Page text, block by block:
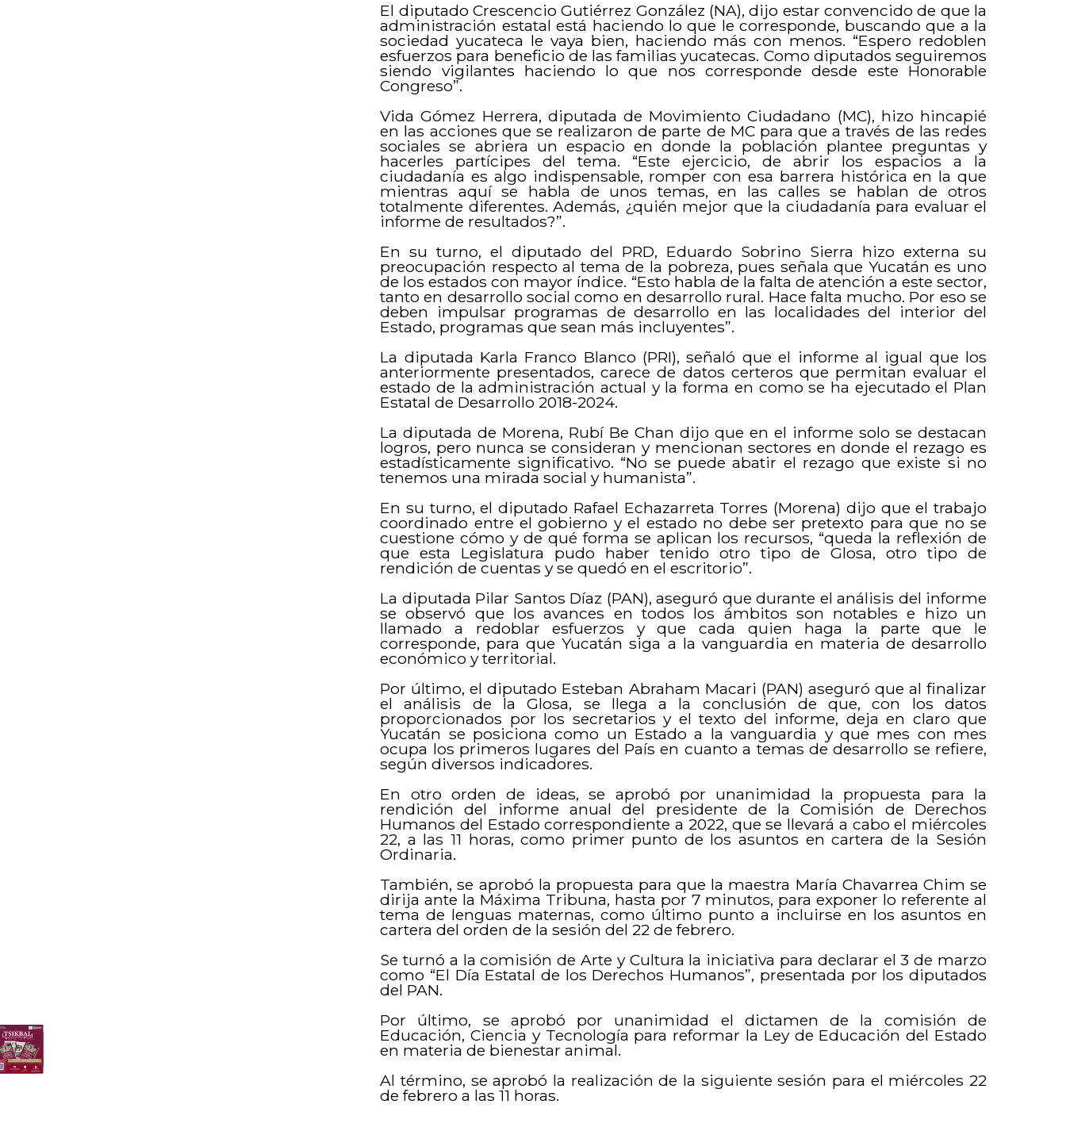
El diputado Crescencio Gutiérrez González (NA), dijo estar convencido de que la
administración estatal está haciendo lo que le corresponde, buscando que a la
sociedad yucateca le vaya bien, haciendo más con menos. “Espero redoblen
esfuerzos para beneficio de las familias yucatecas. Como diputados seguiremos
siendo vigilantes haciendo lo que nos corresponde desde este Honorable
Congreso”.
Vida Gómez Herrera, diputada de Movimiento Ciudadano (MC), hizo hincapié
en las acciones que se realizaron de parte de MC para que a través de las redes
sociales se abriera un espacio en donde la población plantee preguntas y
hacerles partícipes del tema. “Este ejercicio, de abrir los espacios a la
ciudadanía es algo indispensable, romper con esa barrera histórica en la que
mientras aquí se habla de unos temas, en las calles se hablan de otros
totalmente diferentes. Además, ¿quién mejor que la ciudadanía para evaluar el
informe de resultados?”.
En su turno, el diputado del PRD, Eduardo Sobrino Sierra hizo externa su
preocupación respecto al tema de la pobreza, pues señala que Yucatán es uno
de los estados con mayor índice. “Esto habla de la falta de atención a este sector,
tanto en desarrollo social como en desarrollo rural. Hace falta mucho. Por eso se
deben impulsar programas de desarrollo en las localidades del interior del
Estado, programas que sean más incluyentes”.
La diputada Karla Franco Blanco (PRI), señaló que el informe al igual que los
anteriormente presentados, carece de datos certeros que permitan evaluar el
estado de la administración actual y la forma en como se ha ejecutado el Plan
Estatal de Desarrollo 2018-2024.
La diputada de Morena, Rubí Be Chan dijo que en el informe solo se destacan
logros, pero nunca se consideran y mencionan sectores en donde el rezago es
estadísticamente significativo. “No se puede abatir el rezago que existe si no
tenemos una mirada social y humanista”.
En su turno, el diputado Rafael Echazarreta Torres (Morena) dijo que el trabajo
coordinado entre el gobierno y el estado no debe ser pretexto para que no se
cuestione cómo y de qué forma se aplican los recursos, “queda la reflexión de
que esta Legislatura pudo haber tenido otro tipo de Glosa, otro tipo de
rendición de cuentas y se quedó en el escritorio”.
La diputada Pilar Santos Díaz (PAN), aseguró que durante el análisis del informe
se observó que los avances en todos los ámbitos son notables e hizo un
llamado a redoblar esfuerzos y que cada quien haga la parte que le
corresponde, para que Yucatán siga a la vanguardia en materia de desarrollo
económico y territorial.
Por último, el diputado Esteban Abraham Macari (PAN) aseguró que al finalizar
el análisis de la Glosa, se llega a la conclusión de que, con los datos
proporcionados por los secretarios y el texto del informe, deja en claro que
Yucatán se posiciona como un Estado a la vanguardia y que mes con mes
ocupa los primeros lugares del País en cuanto a temas de desarrollo se refiere,
según diversos indicadores.
En otro orden de ideas, se aprobó por unanimidad la propuesta para la
rendición del informe anual del presidente de la Comisión de Derechos
Humanos del Estado correspondiente a 2022, que se llevará a cabo el miércoles
22, a las 11 horas, como primer punto de los asuntos en cartera de la Sesión
Ordinaria.
También, se aprobó la propuesta para que la maestra María Chavarrea Chim se
dirija ante la Máxima Tribuna, hasta por 7 minutos, para exponer lo referente al
tema de lenguas maternas, como último punto a incluirse en los asuntos en
cartera del orden de la sesión del 22 de febrero.
Se turnó a la comisión de Arte y Cultura la iniciativa para declarar el 3 de marzo
como “El Día Estatal de los Derechos Humanos”, presentada por los diputados
del PAN.
Por último, se aprobó por unanimidad el dictamen de la comisión de
Educación, Ciencia y Tecnología para reformar la Ley de Educación del Estado
en materia de bienestar animal.
Al término, se aprobó la realización de la siguiente sesión para el miércoles 22
de febrero a las 11 horas.